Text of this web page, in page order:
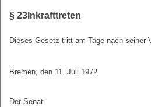
§ 23 Inkrafttreten
Dieses Gesetz tritt am Tage nach seiner
Bremen, den 11. Juli 1972
Der Senat